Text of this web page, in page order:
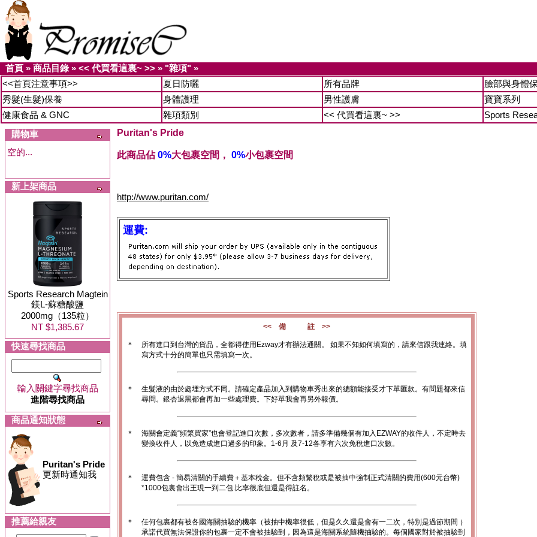
首頁 » 商品目錄» << 代買看這裏~ >> » "雜項" »
<<首頁注意事項>>
夏日防曬 所有品牌 臉部與身體
秀髮(生髮)保養
身體護理 男性護膚 寶寶系列
健康食品 & GNC
雜項類別 << 代買看這裏~ >>
Sports
購物車
空的...
新上架商品
Sports Research Magtein
鎂L-蘇糖酸鹽
2000mg（135粒）
NT $1,385.67
快速尋找商品
輸入關鍵字尋找商品
進階尋找商品
商品通知狀態
Puritan's Pride
更新時通知我
推薦給親友
Puritan's Pride
此商品佔0%大包裹空間， 0%小包裹空間
http://www.puritan.com/
運費:
<< 備 註 >>
＊
所有進口到台灣的貨品，全都得使用Ezway才有辦法通關。 如果不知如何填寫的，請來信跟我連絡。填
寫方式十分的簡單也只需填寫一次。
＊
生髮液的由於處埋方式不同。請確定產品加入到購物車秀出來的總額能接受才下單匯款。有問題都來信
尋問。銀杏退黑都會再加一些處理費。下好單我會再另外報價。
＊
海關會定義“頻繁買家”也會登記進口次數，多次數者，請多準備幾個有加入EZWAY的收件人，不定時去
變換收件人，以免造成進口過多的印象。1-6月 及7-12各享有六次免稅進口次數。
＊
運費包含 - 簡易清關的手續費＋基本稅金。但不含頻繁稅或是被抽中強制正式清關的費用(600元台幣)
*1000包裏會出王現一到二包.比率很底但還是得註名。
＊
任何包裹都有被各國海關抽驗的機率（被抽中機率很低，但是久久還是會有一二次，特別是過節期間 ）
承諾代買無法保證你的包裹一定不會被抽驗到，因為這是海關系統隨機抽驗的。每個國家對於被抽驗到